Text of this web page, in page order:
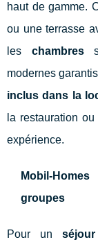
haut de gamme.
ou une terrasse
les chambres
modernes
inclus dans la
la restauration
expérience.
Mobil-
groupes
Pour un